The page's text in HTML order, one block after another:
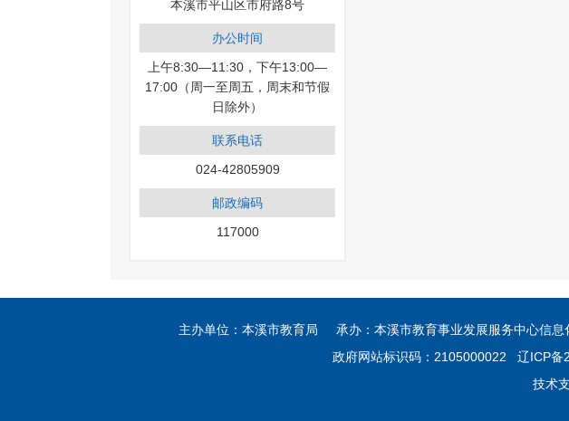
本溪市平山区市府路8号
办公时间
上午8:30—11:30，下午13:00—
17:00（周一至周五，周末和节假
日除外）
联系电话
024-42805909
邮政编码
117000
主办单位：本溪市教育局 承办：本溪市教育事业发展服务中心
政府网站标识码：2105000022 辽ICP备
技术